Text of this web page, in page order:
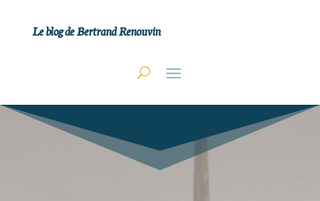
Le blog de Bertrand Renouvin